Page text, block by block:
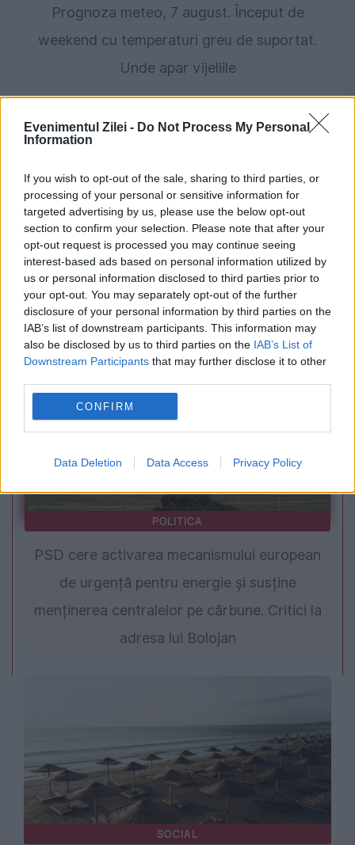
Evenimentul Zilei - Do Not Process My Personal
Information
If you wish to opt-out of the sale, sharing to third parties, or
processing of your personal or sensitive information for
targeted advertising by us, please use the below opt-out
section to confirm your selection. Please note that after your
opt-out request is processed you may continue seeing
interest-based ads based on personal information utilized by
us or personal information disclosed to third parties prior to
your opt-out. You may separately opt-out of the further
disclosure of your personal information by third parties on the
IAB’s list of downstream participants. This information may
also be disclosed by us to third parties on the IAB’s List of
Downstream Participants that may further disclose it to other
CONFIRM
Data Deletion Data Access Privacy Policy
Prognoza meteo, 7 august. Început de
weekend cu temperaturi greu de suportat.
Unde apar vijeliile
VREMEA
România, între caniculă și furtuni. ANM a emis
noi alerte
POLITICA
PSD cere activarea mecanismului european
de urgență pentru energie și susține
menținerea centralelor pe cărbune. Critici la
adresa lui Bolojan
SOCIAL